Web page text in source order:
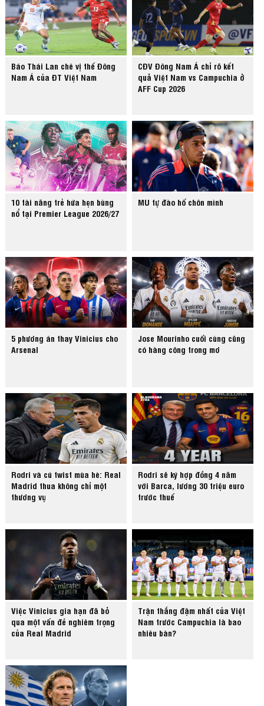
Báo Thái Lan chê vị thế Đông
Nam Á của ĐT Việt Nam
CĐV Đông Nam Á chỉ rõ kết
quả Việt Nam vs Campuchia ở
AFF Cup 2026
10 tài năng trẻ hứa hẹn bùng
nổ tại Premier League 2026/27
MU tự đào hố chôn mình
5 phương án thay Vinicius cho
Arsenal
Jose Mourinho cuối cùng cũng
có hàng công trong mơ
Rodri và cú twist mùa hè: Real
Madrid thua không chỉ một
thương vụ
Rodri sẽ ký hợp đồng 4 năm
với Barca, lương 30 triệu euro
trước thuế
Việc Vinicius gia hạn đã bỏ
qua một vấn đề nghiêm trọng
của Real Madrid
Trận thắng đậm nhất của Việt
Nam trước Campuchia là bao
nhiêu bàn?